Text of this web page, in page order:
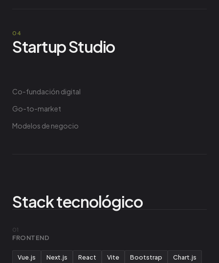
Startup Studio
Co-fundación digital
Go-to-market
Modelos de negocio
Stack tecnológico
01
FRONTEND
Vue.js Next.js React Vite Bootstrap
Chart.js